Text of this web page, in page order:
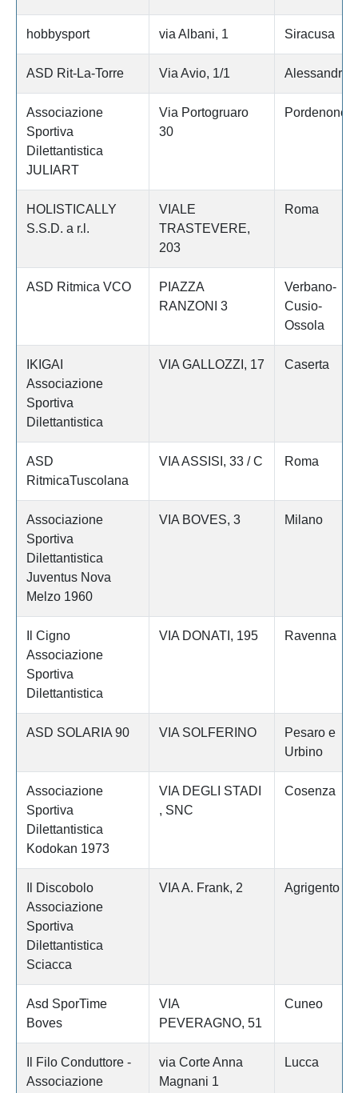
hobbysport via Albani, 1 Siracusa
ASD Rit-La-Torre Via Avio, 1/1 Alessandria
Associazione
Sportiva
Dilettantistica
JULIART
Via Portogruaro
30
Pordenone
HOLISTICALLY
S.S.D. a r.l.
VIALE
TRASTEVERE,
203
Roma
ASD Ritmica VCO
PIAZZA
RANZONI 3
Verbano-
Cusio-
Ossola
IKIGAI
Associazione
Sportiva
Dilettantistica
VIA GALLOZZI, 17 Caserta
ASD
RitmicaTuscolana
VIA ASSISI, 33 / C Roma
Associazione
Sportiva
Dilettantistica
Juventus Nova
Melzo 1960
VIA BOVES, 3 Milano
Il Cigno
Associazione
Sportiva
Dilettantistica
VIA DONATI, 195 Ravenna
ASD SOLARIA 90 VIA SOLFERINO
Pesaro e
Urbino
Associazione
Sportiva
Dilettantistica
Kodokan 1973
VIA DEGLI STADI
, SNC
Cosenza
Il Discobolo
Associazione
Sportiva
Dilettantistica
Sciacca
VIA A. Frank, 2 Agrigento
Asd SporTime
Boves
VIA
PEVERAGNO, 51
Cuneo
Il Filo Conduttore -
Associazione
via Corte Anna
Magnani 1
Lucca